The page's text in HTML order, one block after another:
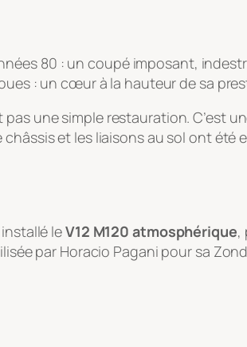
80 : un coupé imposant,
: un cœur à la hauteur de sa
pas une simple restauration. C’est
et les liaisons au sol ont été
leV12 M120 atmosphérique,
par Horacio Pagani pour sa